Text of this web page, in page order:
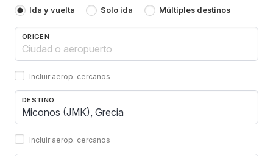
Ida y vuelta Solo ida Múltiples destinos
ORIGEN
Incluir aerop. cercanos
DESTINO
Incluir aerop. cercanos